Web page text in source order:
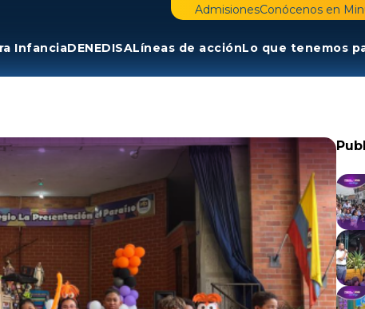
AdmisionesConócenos en
InfanciaDENEDISALíneas de acciónLo que tenemos